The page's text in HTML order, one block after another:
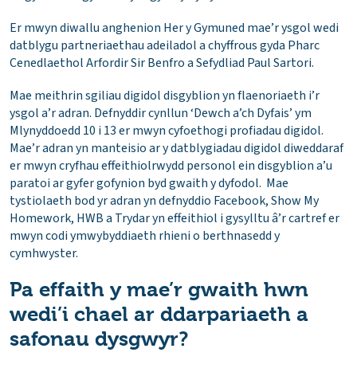
Er mwyn diwallu anghenion Her y Gymuned mae’r ysgol wedi
datblygu partneriaethau adeiladol a chyffrous gyda Pharc
Cenedlaethol Arfordir Sir Benfro a Sefydliad Paul Sartori.
Mae meithrin sgiliau digidol disgyblion yn flaenoriaeth i’r
ysgol a’r adran. Defnyddir cynllun ‘Dewch a’ch Dyfais’ ym
Mlynyddoedd 10 i 13 er mwyn cyfoethogi profiadau digidol.
Mae’r adran yn manteisio ar y datblygiadau digidol diweddaraf
er mwyn cryfhau effeithiolrwydd personol ein disgyblion a’u
paratoi ar gyfer gofynion byd gwaith y dyfodol. Mae
tystiolaeth bod yr adran yn defnyddio Facebook, Show My
Homework, HWB a Trydar yn effeithiol i gysylltu â’r cartref er
mwyn codi ymwybyddiaeth rhieni o berthnasedd y
cymhwyster.
Pa effaith y mae’r gwaith hwn
wedi’i chael ar ddarpariaeth a
safonau dysgwyr?